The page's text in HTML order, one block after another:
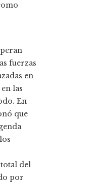
fuerzas
en
las
En
que
del
por